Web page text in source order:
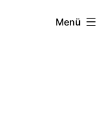
Menü